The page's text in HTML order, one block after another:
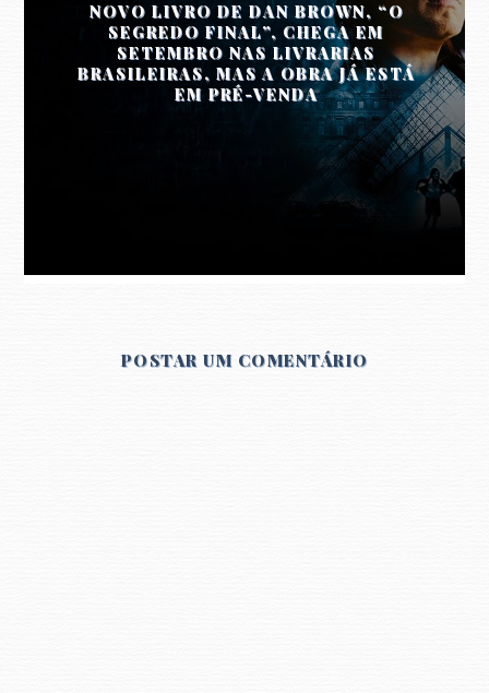
NOVO LIVRO DE DAN BROWN, “O
SEGREDO FINAL”, CHEGA EM
SETEMBRO NAS LIVRARIAS
BRASILEIRAS, MAS A OBRA JÁ ESTÁ
EM PRÉ-VENDA
POSTAR UM COMENTÁRIO